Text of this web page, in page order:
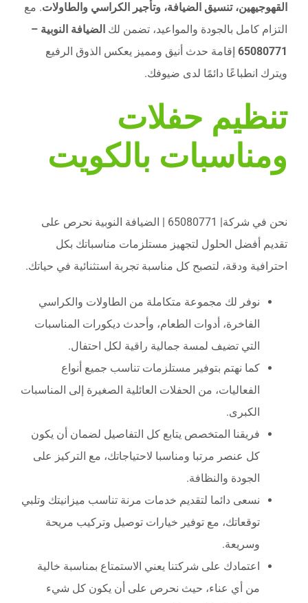
القهوجيهين، تنسيق الضيافة، وتأجير الكراسي والطاولات. مع
التزام كامل بالجودة والمواعيد، تضمن لك الضيافة النوبية –
65080771 إقامة حدث أنيق ومميز يعكس الذوق الرفيع
ويترك انطباعًا دائمًا لدى ضيوفك.
تنظيم حفلات
ومناسبات بالكويت
نحن في شركة| 65080771 | الضيافة النوبية نحرص على
تقديم أفضل الحلول لتجهيز مستلزمات مناسباتك بكل
احترافية ودقة، لتصبح كل مناسبة تجربة استثنائية في حياتك.
نوفر لك مجموعة متكاملة من الطاولات والكراسي
الفاخرة، أدوات الطعام، وأحدث ديكورات المناسبات
التي تضيف لمسة جمالية راقية لكل احتفال.
كما نهتم بتوفير مستلزمات تناسب جميع أنواع
الفعاليات، من الحفلات العائلية الصغيرة إلى المناسبات
الكبرى.
فريقنا المتخصص يتابع كل التفاصيل لضمان أن يكون
كل عنصر مرتبا ومناسبا لاحتياجاتك، مع التركيز على
الجودة والنظافة.
نسعى دائما لتقديم خدمات مرنة تناسب ميزانيتك وتلبي
توقعاتك، مع توفير خيارات توصيل وتركيب مريحة
وسريعة.
اعتمادك على شركتنا يعني الاستمتاع بمناسبة خالية
من أي عناء، حيث نحرص على أن يكون كل شيء